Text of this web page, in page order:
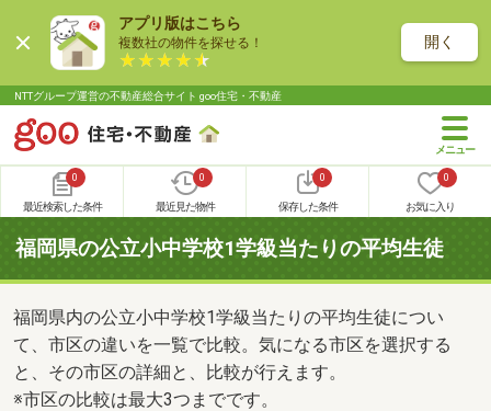
アプリ版はこちら
複数社の物件を探せる！ 開く
NTTグループ運営の不動産総合サイト goo住宅・不動産
0
最近検索した条件
0
最近見た物件
0
保存した条件
0
お気に入り
福岡県の公立小中学校1学級当たりの平均生徒
福岡県内の公立小中学校1学級当たりの平均生徒につい
て、市区の違いを一覧で比較。気になる市区を選択する
と、その市区の詳細と、比較が行えます。
※市区の比較は最大3つまでです。